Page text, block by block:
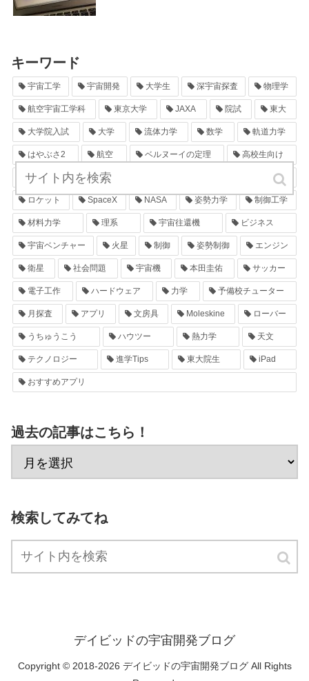
キーワード
宇宙工学 宇宙開発 大学生 深宇宙探査 物理学
航空宇宙工学科 東京大学 JAXA 院試 東大
大学院入試 大学 流体力学 数学 軌道力学
はやぶさ2 航空 ベルヌーイの定理 高校生向け
空気力学 粘性流体力学 エンジニア
ロケット SpaceX NASA 姿勢力学 制御工学
材料力学 理系 宇宙往還機 ビジネス
宇宙ベンチャー 火星 制御 姿勢制御 エンジン
衛星 社会問題 宇宙機 本田圭佑 サッカー
電子工作 ハードウェア 力学 予備校チューター
月探査 アプリ 文房具 Moleskine ローバー
うちゅうこう ハウツー 熱力学 天文
テクノロジー 進学Tips 東大院生 iPad
おすすめアプリ
過去の記事はこちら！
検索してみてね
デイビッドの宇宙開発ブログ
Copyright © 2018-2026 デイビッドの宇宙開発ブログ All Rights